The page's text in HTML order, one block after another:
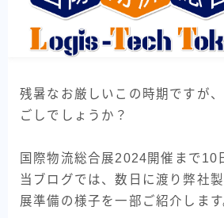
自動運転フォークリフト
Linkores AGF
Linkores AGF 水平搬送モデ
Linkores AGF CBD20H
標準型シャトル
重量型シャトル
残暑なお厳しいこの時期ですが
ごしでしょうか？
国際物流総合展2024開催まで10
当ブログでは、数日に渡り弊社
展準備の様子を一部ご紹介します